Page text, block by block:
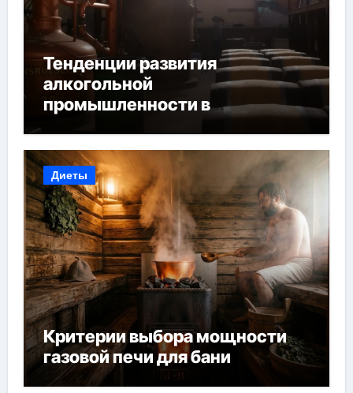
Тенденции развития
алкогольной
промышленности в
Диеты
Критерии выбора мощности
газовой печи для бани